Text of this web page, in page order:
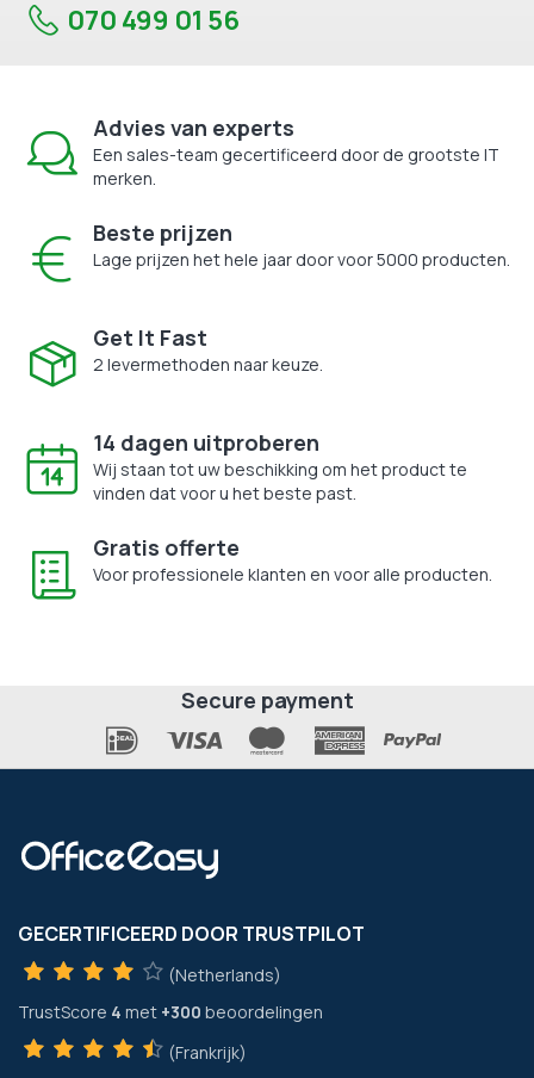
070 499 01 56
Advies van experts
Een sales-team gecertificeerd door de grootste IT
merken.
Beste prijzen
Lage prijzen het hele jaar door voor 5000 producten.
Get It Fast
2 levermethoden naar keuze.
14 dagen uitproberen
Wij staan tot uw beschikking om het product te
vinden dat voor u het beste past.
Gratis offerte
Voor professionele klanten en voor alle producten.
Secure payment
GECERTIFICEERD DOOR TRUSTPILOT
(Netherlands)
TrustScore 4 met +300 beoordelingen
(Frankrijk)